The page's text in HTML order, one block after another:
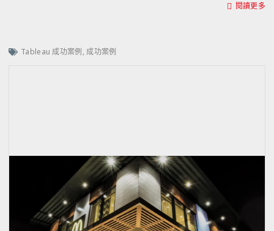
閱讀更多
Tableau 成功案例, 成功案例